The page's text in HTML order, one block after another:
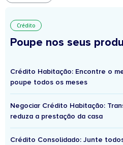
Crédito
Poupe nos seus
Crédito Habitação: Encontre o
poupe todos os meses
Negociar Crédito Habitação:
reduza a prestação da casa
Crédito Consolidado: Junte